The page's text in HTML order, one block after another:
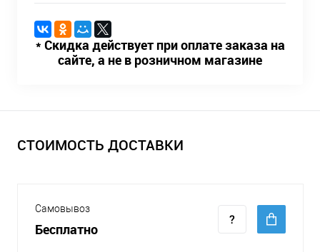
* Скидка действует при оплате заказа на
сайте, а не в розничном магазине
СТОИМОСТЬ ДОСТАВКИ
Самовывоз
Бесплатно